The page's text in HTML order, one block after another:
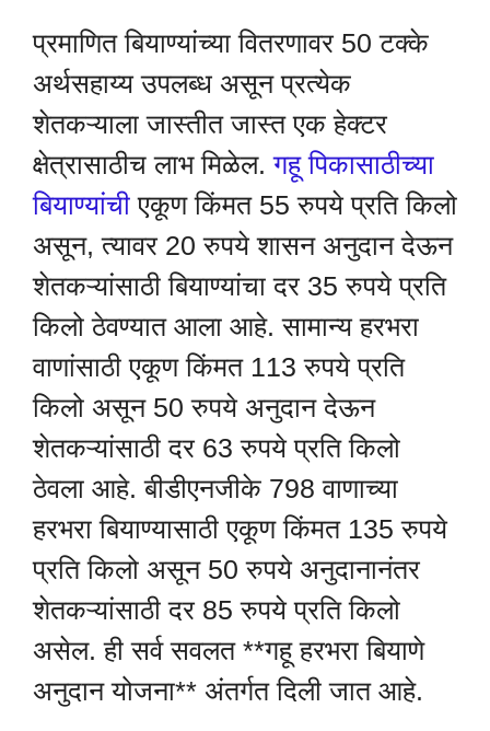
प्रमाणित बियाण्यांच्या वितरणावर 50 टक्के
अर्थसहाय्य उपलब्ध असून प्रत्येक
शेतकऱ्याला जास्तीत जास्त एक हेक्टर
क्षेत्रासाठीच लाभ मिळेल.गहू पिकासाठीच्या
बियाण्यांची एकूण किंमत 55 रुपये प्रति किलो
असून, त्यावर 20 रुपये शासन अनुदान देऊन
शेतकऱ्यांसाठी बियाण्यांचा दर 35 रुपये प्रति
किलो ठेवण्यात आला आहे. सामान्य हरभरा
वाणांसाठी एकूण किंमत 113 रुपये प्रति
किलो असून 50 रुपये अनुदान देऊन
शेतकऱ्यांसाठी दर 63 रुपये प्रति किलो
ठेवला आहे. बीडीएनजीके 798 वाणाच्या
हरभरा बियाण्यासाठी एकूण किंमत 135 रुपये
प्रति किलो असून 50 रुपये अनुदानानंतर
शेतकऱ्यांसाठी दर 85 रुपये प्रति किलो
असेल. ही सर्व सवलत **गहू हरभरा बियाणे
अनुदान योजना** अंतर्गत दिली जात आहे.